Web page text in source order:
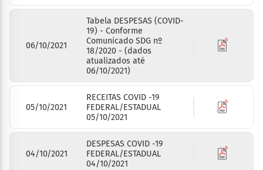
06/10/2021
Tabela DESPESAS (COVID-
19) - Conforme
Comunicado SDG nº
18/2020 - (dados
atualizados até
06/10/2021)
05/10/2021
RECEITAS COVID -19
FEDERAL/ESTADUAL
05/10/2021
04/10/2021
DESPESAS COVID -19
FEDERAL/ESTADUAL
04/10/2021